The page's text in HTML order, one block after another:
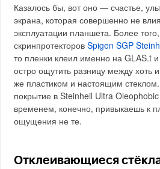
Казалось бы, вот оно — счастье,
экрана, которая совершенно не
эксплуатации планшета. Более
скринпротекторовSpigen SGP
то пленки клеил именно на GLAS.t
остро ощутить разницу между хоть
же пластиком и настоящим
покрытие в Steinheil Ultra
временем, конечно, привыкаешь к
ощущения не те.
Отклеивающиеся